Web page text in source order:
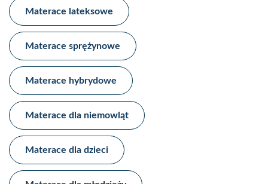
wyspać, zachować urodę na dłużej i obudzić się dobrym nastroju.
Materace lateksowe​
Materace sprężynowe​
Materace hybrydowe​
Materace dla niemowląt
Materace dla dzieci​